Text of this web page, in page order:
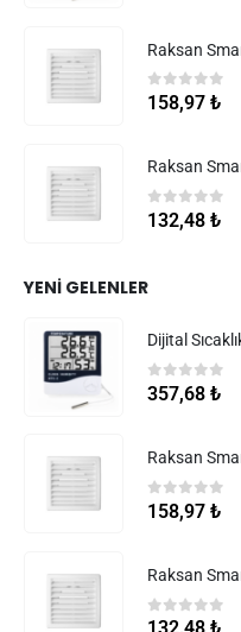
Raksan
0 5
158,97 ₺
Raksan
05
132,48 ₺
YENI GELENLER
Dijital
05
357,68 ₺
Raksan
0 5
158,97 ₺
Raksan
05